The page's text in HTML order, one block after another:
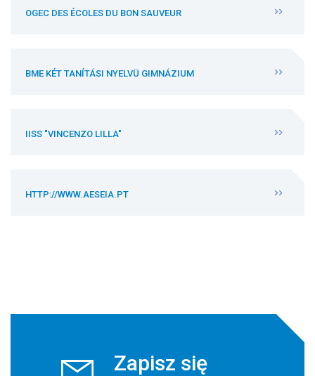
OGEC DES ÉCOLES DU BON SAUVEUR
BME KÉT TANÍTÁSI NYELVÜ GIMNÁZIUM
IISS "VINCENZO LILLA"
HTTP://WWW.AESEIA.PT
Zapisz się